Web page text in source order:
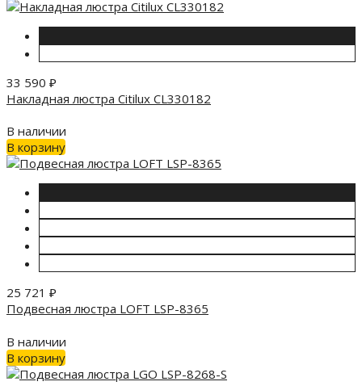
33 590 ₽
Накладная люстра Citilux CL330182
В наличии
В корзину
25 721 ₽
Подвесная люстра LOFT LSP-8365
В наличии
В корзину